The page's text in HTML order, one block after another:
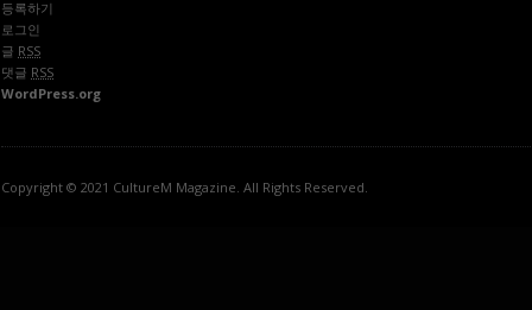
등록하기
로그인
글 RSS
댓글 RSS
WordPress.org
Copyright © 2021 CultureM Magazine. All Rights Reserved.